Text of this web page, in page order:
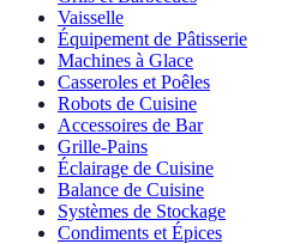
Vaisselle
Équipement de Pâtisserie
Machines à Glace
Casseroles et Poêles
Robots de Cuisine
Accessoires de Bar
Grille-Pains
Éclairage de Cuisine
Balance de Cuisine
Systèmes de Stockage
Condiments et Épices